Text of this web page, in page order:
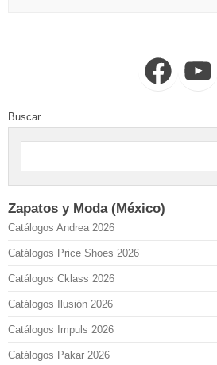
FacebookYouTube
Buscar
Zapatos y Moda (México)
Catálogos Andrea 2026
Catálogos Price Shoes 2026
Catálogos Cklass 2026
Catálogos Ilusión 2026
Catálogos Impuls 2026
Catálogos Pakar 2026